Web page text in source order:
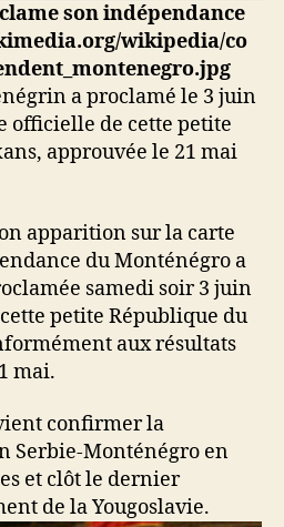
son indépendance
a proclamé le 3 juin
officielle de cette petite
approuvée le 21 mai
apparition sur la carte
du Monténégro a
samedi soir 3 juin
petite République du
aux résultats
mai.
confirmer la
Serbie-Monténégro en
et clôt le dernier
de la Yougoslavie.